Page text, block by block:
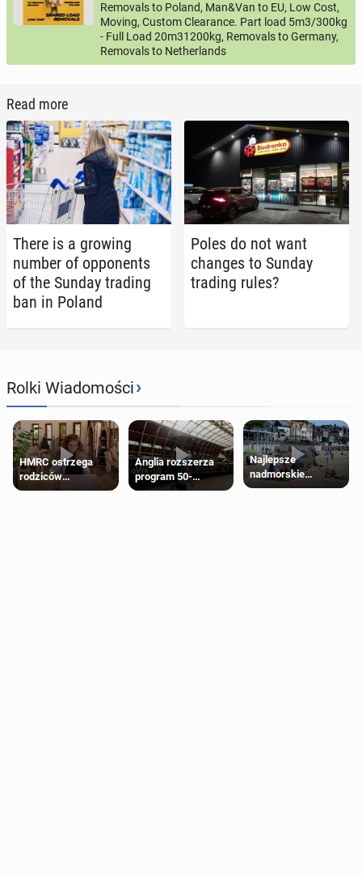
Removals to Poland, Man&Van to EU, Low Cost,
Moving, Custom Clearance. Part load 5m3/300kg
- Full Load 20m31200kg, Removals to Germany,
Removals to Netherlands
Read more
There is a growing
number of op­po­nents
of the Sunday trading
ban in Poland
Poles do not want
changes to Sunday
trading rules?
Rolki Wiadomości›
HMRC ostrzega
rodziców
pobierających Child
Anglia rozszerza
program 50-
procentowych
Najlepsze
nadmorskie
miasteczko blisko